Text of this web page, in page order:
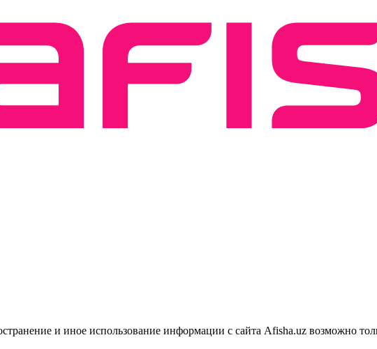
и иное использование информации с сайта Afisha.uz возможно